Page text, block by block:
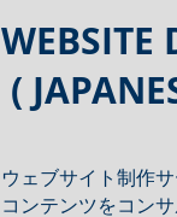
WEBSITE
(
ウェブサイト制作
コンテンツをコン